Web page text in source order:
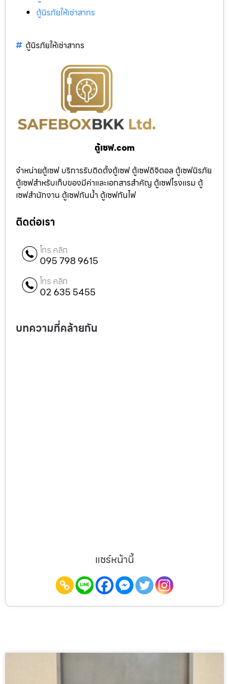
ตู้นิรภัยให้เช่าสาทร
ตู้นิรภัยให้เช่าสาทร
ตู้เซฟ.com
จำหน่ายตู้เซฟ บริการรับติดตั้งตู้เซฟ ตู้เซฟดิจิตอล ตู้เซฟนิรภัย
ตู้เซฟสำหรับเก็บของมีค่าและเอกสารสำคัญ ตู้เซฟโรงแรม ตู้
เซฟสำนักงาน ตู้เซฟกันน้ำ ตู้เซฟกันไฟ
ติดต่อเรา
โทร คลิก
095 798 9615
โทร คลิก
02 635 5455
บทความที่คล้ายกัน
แชร์หน้านี้